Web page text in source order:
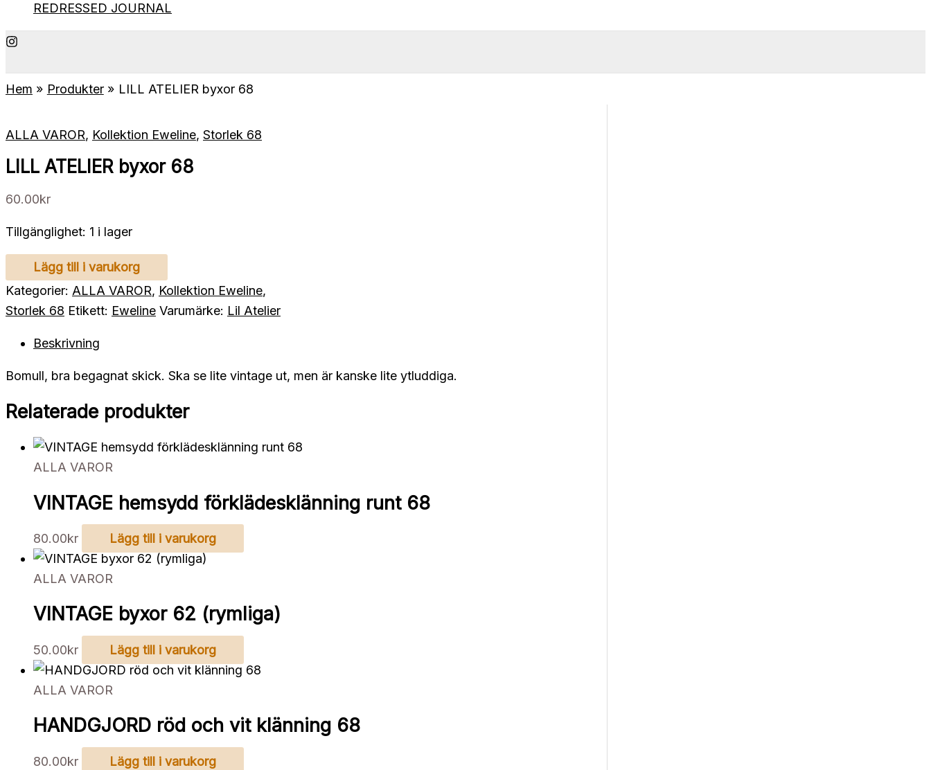
REDRESSED JOURNAL
Hem Produkter LILL ATELIER byxor 68
ALLA VAROR, Kollektion Eweline, Storlek 68
LILL ATELIER byxor 68
60.00kr
Tillgänglighet: 1 i lager
ATELIER
byxor
mängd
Lägg till i varukorg
Kategorier: ALLA VAROR, Kollektion Eweline,
Storlek 68 Etikett: Eweline Varumärke: Lil Atelier
Beskrivning
Bomull, bra begagnat skick. Ska se lite vintage ut, men är kanske lite ytluddiga.
Relaterade produkter
ALLA VAROR
VINTAGE hemsydd förklädesklänning runt 68
80.00kr Lägg till i varukorg
ALLA VAROR
VINTAGE byxor 62 (rymliga)
50.00kr Lägg till i varukorg
ALLA VAROR
HANDGJORD röd och vit klänning 68
80.00kr Lägg till i varukorg